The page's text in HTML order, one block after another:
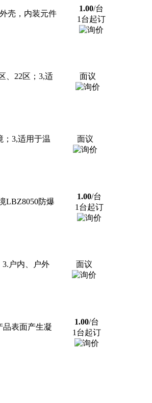
壳，内装元件
1.00/台
1台起订
、22区；3,适
面议
；3,适用于温
面议
LBZ8050防爆
1.00/台
1台起订
户内、户外
面议
品表面产生凝
1.00/台
1台起订